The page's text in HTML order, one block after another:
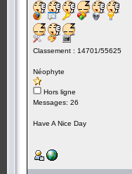
Classement : 14701/55625
Néophyte
Hors ligne
Messages: 26
Have A Nice Day